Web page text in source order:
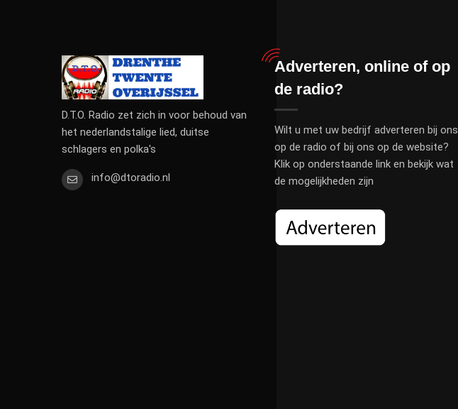
D.T.O. Radio zet zich in voor behoud van
het nederlandstalige lied, duitse
schlagers en polka's
info@dtoradio.nl
Adverteren, online of op
de radio?
Wilt u met uw bedrijf adverteren bij ons
op de radio of bij ons op de website?
Klik op onderstaande link en bekijk wat
de mogelijkheden zijn